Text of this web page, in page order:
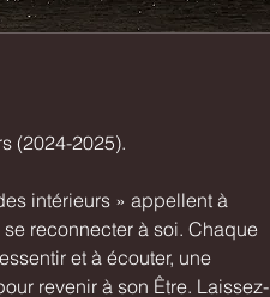
(2024-2025).
intérieurs » appellent à
reconnecter à soi. Chaque
et à écouter, une
revenir à son Être. Laissez-